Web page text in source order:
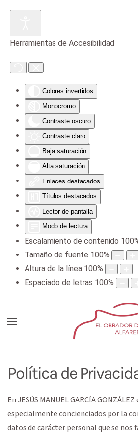
Herramientas de Accesibilidad
Colores invertidos
Monocromo
Contraste oscuro
Contraste claro
Baja saturación
Alta saturación
Enlaces destacados
Títulos destacados
Lector de pantalla
Modo de lectura
Escalamiento de contenido 100
Tamaño de fuente 100%
Altura de la línea 100%
Espaciado de letras 100%
Política de
EnJESÚS MANUEL GARCÍA GONZÁLEZ
especialmente concienciados por la
datos de carácter personal que se nos